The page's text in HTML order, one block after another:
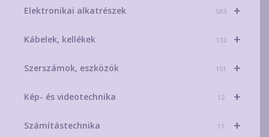
+
Elektronikai alkatrészek 583
+
Kábelek, kellékek 132
+
Szerszámok, eszközök 151
+
Kép- és videotechnika 12
+
Számítástechnika 11